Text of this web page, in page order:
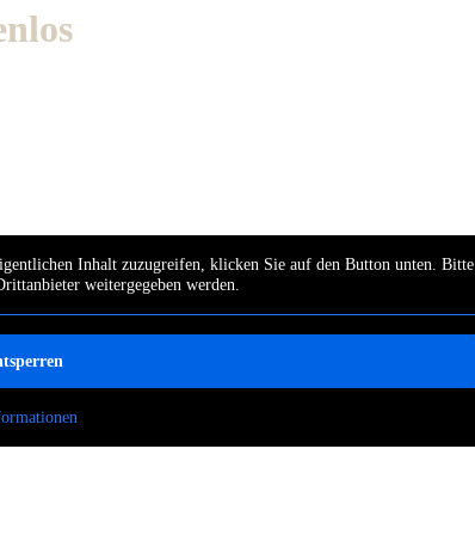
Inhalt zuzugreifen, klicken Sie auf den Button unten. Bitte
weitergegeben werden.